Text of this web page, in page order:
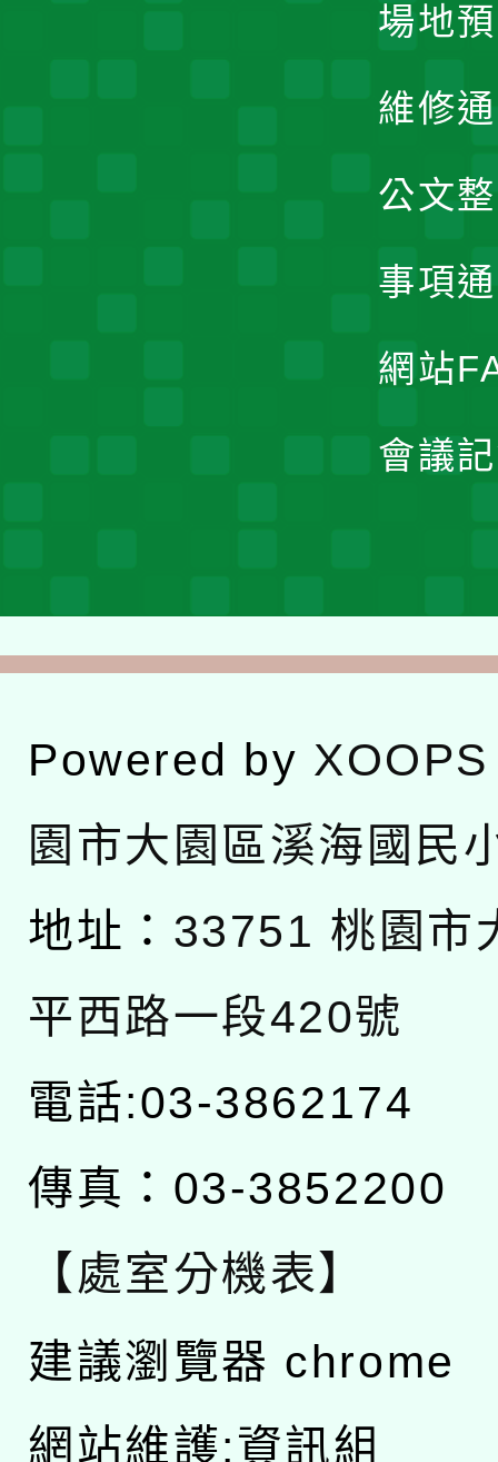
場地
維修
公文
事項
網站
會議
Powered by XOOPS
園市大園區溪海國民
地址： 33751 桃園市
平西路一段420號
電話:03-3862174
傳真：03-3852200
【處室分機表】
建議瀏覽器 chrome
網站維護:資訊組